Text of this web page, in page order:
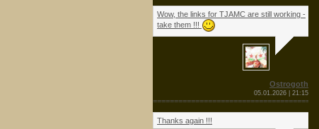
Wow, the links for TJAMC are still working -
take them !!!
Ostrogoth
05.01.2026 | 21:15
Thanks again !!!